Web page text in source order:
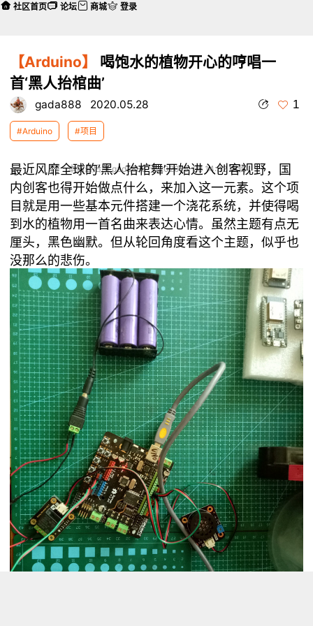
【Arduino】
喝饱水的植物开心的哼唱一
首‘黑人抬棺曲’
gada888 2020.05.28 1
#Arduino #项目
本帖最后由 gada888 于 2020-5-28 14:32 编辑
最近风靡全球的‘黑人抬棺舞’开始进入创客视野，国
内创客也得开始做点什么，来加入这一元素。这个项
目就是用一些基本元件搭建一个浇花系统，并使得喝
到水的植物用一首名曲来表达心情。虽然主题有点无
厘头，黑色幽默。但从轮回角度看这个主题，似乎也
没那么的悲伤。
社区首页 论坛 商城 登录